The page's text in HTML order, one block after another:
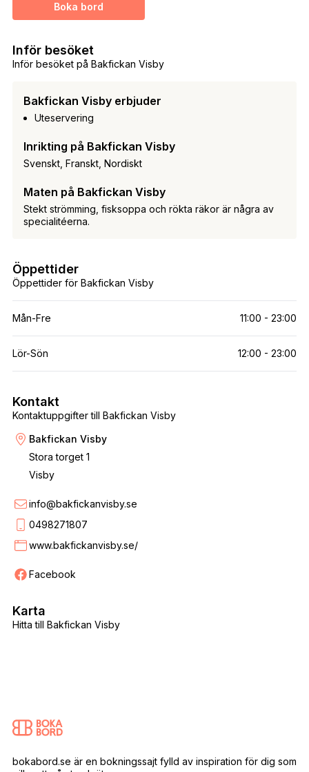
Boka bord
Inför besöket på Bakfickan Visby
Inför besöket
Bakfickan Visby erbjuder
Uteservering
Inrikting på Bakfickan Visby
Svenskt, Franskt, Nordiskt
Maten på Bakfickan Visby
Stekt strömming, fisksoppa och rökta räkor är några av
specialitéerna.
Öppettider för Bakfickan Visby
Öppettider
Mån-Fre 11:00 - 23:00
Lör-Sön 12:00 - 23:00
Kontaktuppgifter till Bakfickan Visby
Kontakt
Bakfickan Visby
Stora torget 1
Visby
info@bakfickanvisby.se
0498271807
www.bakfickanvisby.se/
Facebook
Hitta till Bakfickan Visby
Karta
bokabord.se är en bokningssajt fylld av inspiration för dig som